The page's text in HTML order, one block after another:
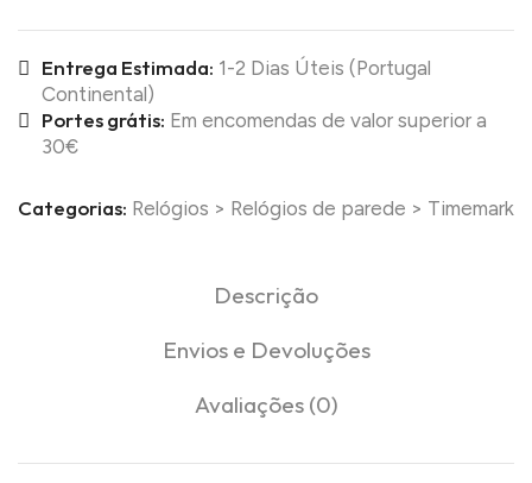
Entrega Estimada: 1-2 Dias Úteis (Portugal
Continental)
Portes grátis: Em encomendas de valor superior a
30€
Categorias: Relógios > Relógios de parede > Timemark
Descrição
Envios e Devoluções
Avaliações (0)